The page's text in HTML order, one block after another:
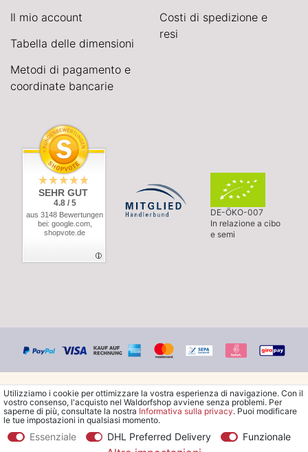
Il mio account
Tabella delle dimensioni
Metodi di pagamento e
coordinate bancarie
Costi di spedizione e
resi
SEHR GUT
4.8 / 5
aus 3148 Bewertungen
bei: google.com,
shopvote.de
DE-ÖKO-007
In relazione a cibo
e semi
© Copyright 2026 Waldorfshop |Tutti i diritti riservati.
Utilizziamo i cookie per ottimizzare la vostra esperienza di navigazione. Con il
vostro consenso, l'acquisto nel Waldorfshop avviene senza problemi. Per
saperne di più, consultate la nostra Informativa sulla privacy. Puoi modificare
le tue impostazioni in qualsiasi momento.
Essenziale DHL Preferred Delivery Funzionale